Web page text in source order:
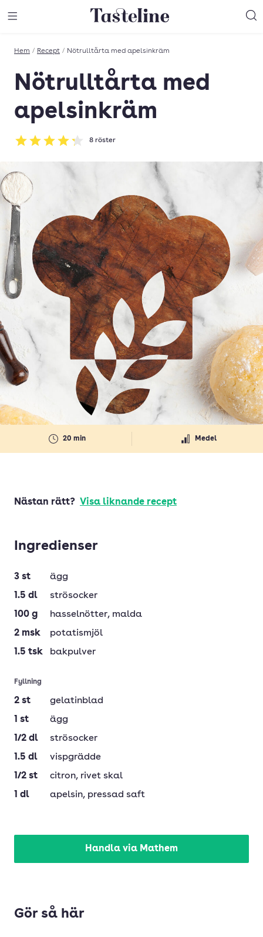
Till Tastelines startsida
Hem / Recept / Nötrulltårta med apelsinkräm
Nötrulltårta med
apelsinkräm
Betyg: 4.25 av 5
8 röster
20 min Medel
Nästan rätt? Visa liknande recept
Ingredienser
3 st
ägg
1.5 dl
strösocker
100 g hasselnötter, malda
2 msk
potatismjöl
1.5 tsk bakpulver
Fyllning
2 st
gelatinblad
1 st
ägg
1/2 dl
strösocker
1.5 dl
vispgrädde
1/2 st citron, rivet skal
1 dl apelsin, pressad saft
Handla via Mathem
Gör så här